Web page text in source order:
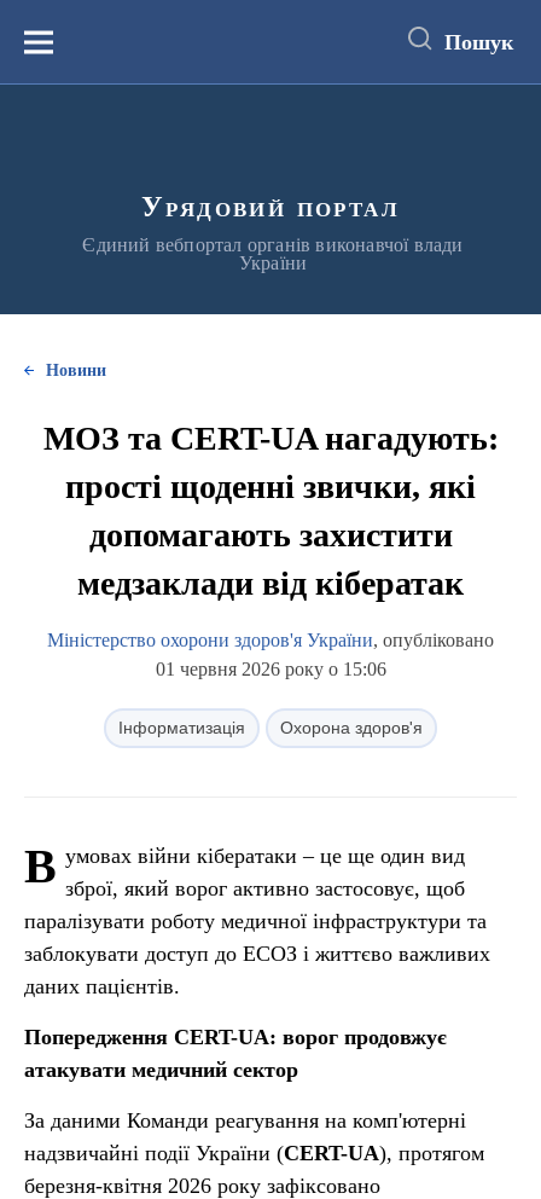
вмістуМеню Пошук
Урядовий портал
Єдиний вебпортал органів виконавчої влади
України
Новини
МОЗ та CERT-UA нагадують:
прості щоденні звички, які
допомагають захистити
медзаклади від кібератак
Міністерство охорони здоров'я України, опубліковано
01 червня 2026 року о 15:06
Інформатизація Охорона здоров'я
В умовах війни кібератаки – це ще один вид
зброї, який ворог активно застосовує, щоб
паралізувати роботу медичної інфраструктури та
заблокувати доступ до ЕСОЗ і життєво важливих
даних пацієнтів.
Попередження CERT-UA: ворог продовжує
атакувати медичний сектор
За даними Команди реагування на комп'ютерні
надзвичайні події України (CERT-UA), протягом
березня-квітня 2026 року зафіксовано